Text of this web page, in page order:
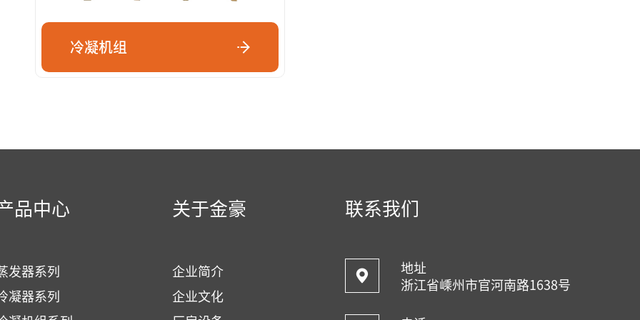
冷凝机组
品中心
发器系列
凝器系列
关于金豪
企业简介
企业文化
联系我们
地址
浙江省嵊州市官河南路1638号